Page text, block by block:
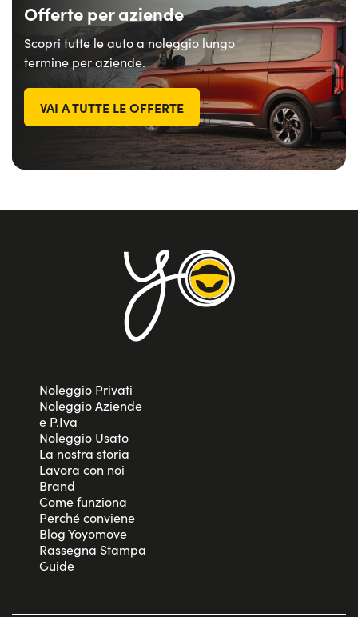
Offerte per aziende
Scopri tutte le auto a noleggio lungo
termine per aziende.
VAI A TUTTE LE OFFERTE
Noleggio Privati
Noleggio Aziende
e P.Iva
Noleggio Usato
La nostra storia
Lavora con noi
Brand
Come funziona
Perché conviene
Blog Yoyomove
Rassegna Stampa
Guide